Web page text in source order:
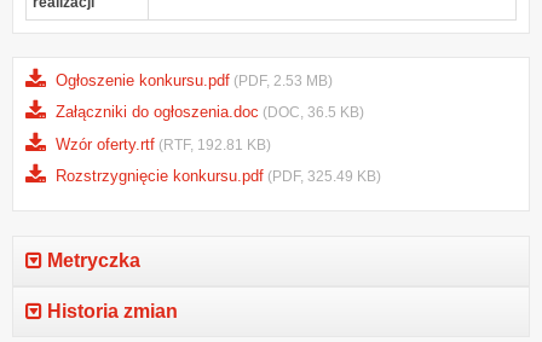
Ogłoszenie konkursu.pdf (PDF, 2.53 MB)
Załączniki do ogłoszenia.doc (DOC, 36.5 KB)
Wzór oferty.rtf (RTF, 192.81 KB)
Rozstrzygnięcie konkursu.pdf (PDF, 325.49 KB)
Metryczka
Historia zmian